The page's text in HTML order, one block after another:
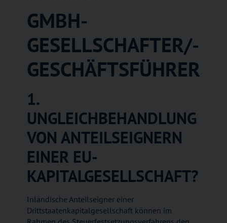
GMBH-
GESELLSCHAFTER/-
GESCHÄFTSFÜHRER
1.
UNGLEICHBEHANDLUNG
VON ANTEILSEIGNERN
EINER EU-
KAPITALGESELLSCHAFT?
Inländische Anteilseigner einer
Drittstaatenkapitalgesellschaft können im